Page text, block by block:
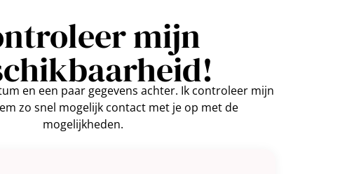
mijn
en een paar gegevens achter. Ik controleer mijn
zo snel mogelijk contact met je op met de
mogelijkheden.